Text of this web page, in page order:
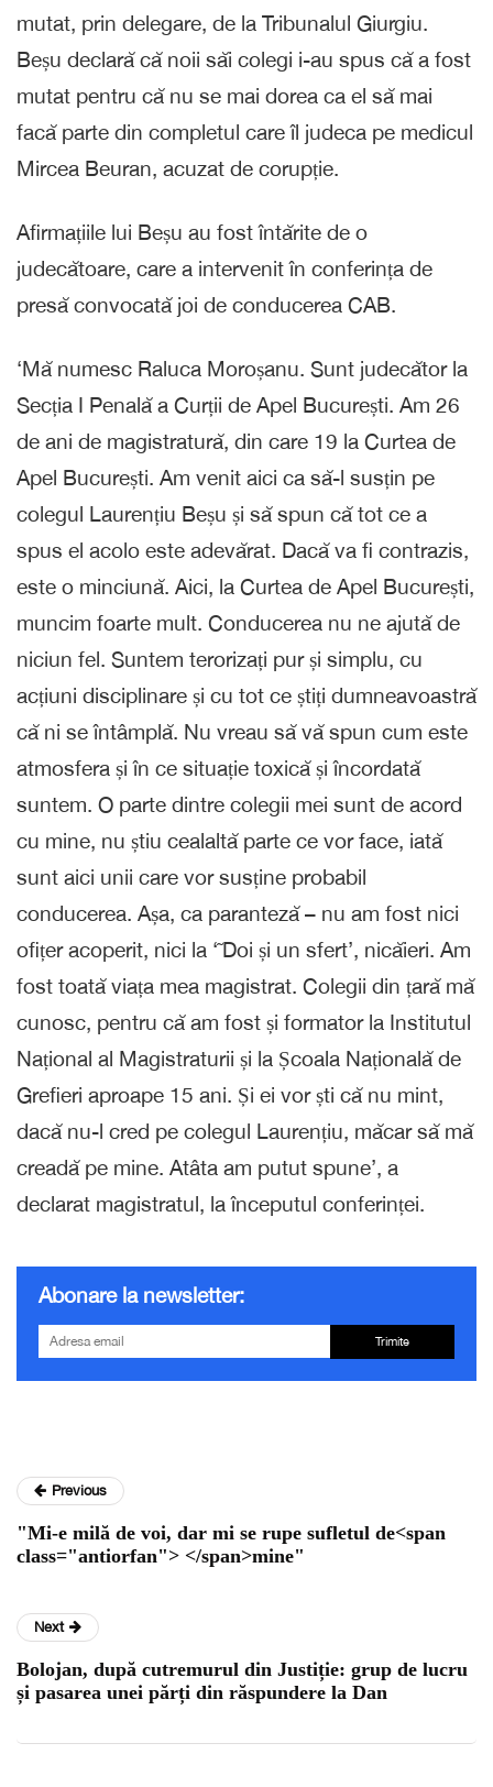
mutat, prin delegare, de la Tribunalul Giurgiu.
Beșu declară că noii săi colegi i-au spus că a fost
mutat pentru că nu se mai dorea ca el să mai
facă parte din completul care îl judeca pe medicul
Mircea Beuran, acuzat de corupție.
Afirmațiile lui Beșu au fost întărite de o
judecătoare, care a intervenit în conferința de
presă convocată joi de conducerea CAB.
‘Mă numesc Raluca Moroșanu. Sunt judecător la
Secția I Penală a Curții de Apel București. Am 26
de ani de magistratură, din care 19 la Curtea de
Apel București. Am venit aici ca să-l susțin pe
colegul Laurențiu Beșu și să spun că tot ce a
spus el acolo este adevărat. Dacă va fi contrazis,
este o minciună. Aici, la Curtea de Apel București,
muncim foarte mult. Conducerea nu ne ajută de
niciun fel. Suntem terorizați pur și simplu, cu
acțiuni disciplinare și cu tot ce știți dumneavoastră
că ni se întâmplă. Nu vreau să vă spun cum este
atmosfera și în ce situație toxică și încordată
suntem. O parte dintre colegii mei sunt de acord
cu mine, nu știu cealaltă parte ce vor face, iată
sunt aici unii care vor susține probabil
conducerea. Așa, ca paranteză – nu am fost nici
ofițer acoperit, nici la ‘˜Doi și un sfert’, nicăieri. Am
fost toată viața mea magistrat. Colegii din țară mă
cunosc, pentru că am fost și formator la Institutul
Național al Magistraturii și la Școala Națională de
Grefieri aproape 15 ani. Și ei vor ști că nu mint,
dacă nu-l cred pe colegul Laurențiu, măcar să mă
creadă pe mine. Atâta am putut spune’, a
declarat magistratul, la începutul conferinței.
Abonare la newsletter:
Trimite
Previous
"Mi-e milă de voi, dar mi se rupe sufletul de<span
class="antiorfan"> </span>mine"
Next
Bolojan, după cutremurul din Justiție: grup de lucru
și pasarea unei părți din răspundere la Dan